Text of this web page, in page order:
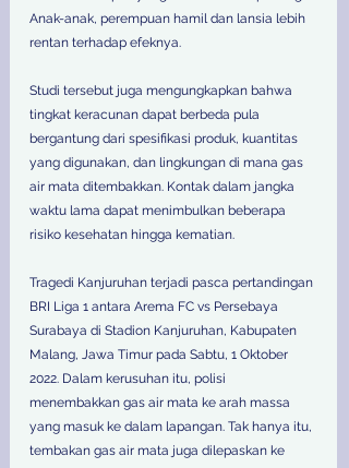
Anak-anak, perempuan hamil dan lansia lebih
rentan terhadap efeknya.
Studi tersebut juga mengungkapkan bahwa
tingkat keracunan dapat berbeda pula
bergantung dari spesifikasi produk, kuantitas
yang digunakan, dan lingkungan di mana gas
air mata ditembakkan. Kontak dalam jangka
waktu lama dapat menimbulkan beberapa
risiko kesehatan hingga kematian.
Tragedi Kanjuruhan terjadi pasca pertandingan
BRI Liga 1 antara Arema FC vs Persebaya
Surabaya di Stadion Kanjuruhan, Kabupaten
Malang, Jawa Timur pada Sabtu, 1 Oktober
2022. Dalam kerusuhan itu, polisi
menembakkan gas air mata ke arah massa
yang masuk ke dalam lapangan. Tak hanya itu,
tembakan gas air mata juga dilepaskan ke